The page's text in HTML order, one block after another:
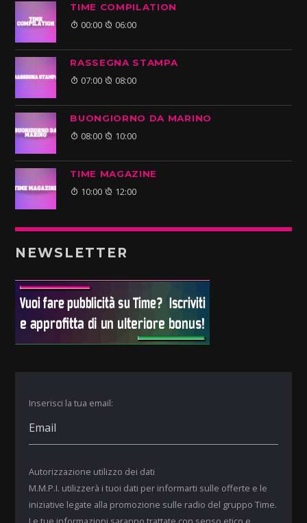
TIME COMPILATION
00:00 06:00
RASSEGNA STAMPA
07:00 08:00
BUONGIORNO DA MARINO
08:00 10:00
TIME MAGAZINE
10:00 12:00
NEWSLETTER
Inserisci la tua email:
Autorizzazione utilizzo dei dati
M.M.P.I. utilizzerà i tuoi dati per informarti sulle offerte e le
iniziative legate alla promozione sulle radio del gruppo Time.